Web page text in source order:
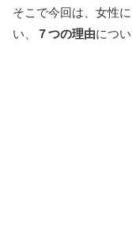
そこで今回は、女性
い、
７つの理由につ